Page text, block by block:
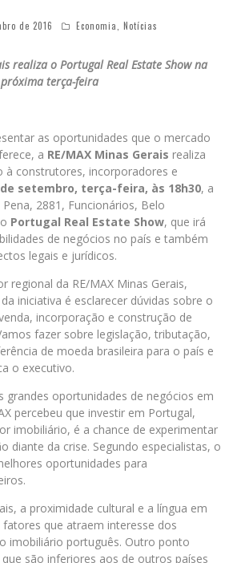
de 2016 Economia, Notícias
realiza o Portugal Real Estate Show na
próxima terça-feira
as oportunidades que o mercado
a RE/MAX Minas Gerais realiza
à construtores, incorporadores e
de setembro, terça-feira, às 18h30, a
2881, Funcionários, Belo
Portugal Real Estate Show, que irá
de negócios no país e também
legais e jurídicos.
regional da RE/MAX Minas Gerais,
iniciativa é esclarecer dúvidas sobre o
incorporação e construção de
fazer sobre legislação, tributação,
de moeda brasileira para o país e
o executivo.
grandes oportunidades de negócios em
percebeu que investir em Portugal,
imobiliário, é a chance de experimentar
diante da crise. Segundo especialistas, o
oportunidades para
a proximidade cultural e a língua em
que atraem interesse dos
imobiliário português. Outro ponto
são inferiores aos de outros países